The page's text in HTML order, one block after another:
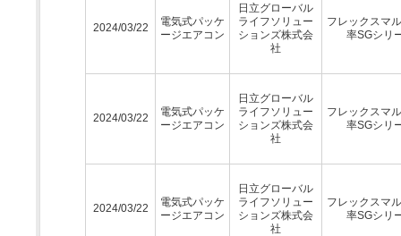
2024/03/22
電気式パッケ
ージエアコン
日立グローバル
ライフソリュー
ションズ株式会
社
フレックスマ
率SGシリ
2024/03/22
電気式パッケ
ージエアコン
日立グローバル
ライフソリュー
ションズ株式会
社
フレックスマ
率SGシリ
2024/03/22
電気式パッケ
ージエアコン
日立グローバル
ライフソリュー
ションズ株式会
社
フレックスマ
率SGシリ